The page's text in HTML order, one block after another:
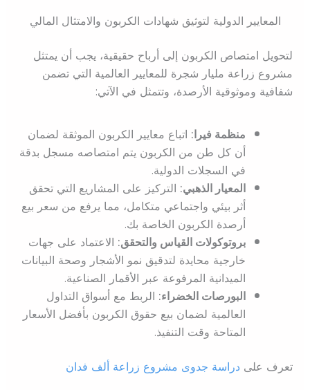
المعايير الدولية لتوثيق شهادات الكربون والامتثال المالي
لتحويل امتصاص الكربون إلى أرباح حقيقية، يجب أن يمتثل
مشروع زراعة مليار شجرة للمعايير العالمية التي تضمن
شفافية وموثوقية الأرصدة، وتتمثل في الآتي:
منظمة فيرا:اتباع معايير الكربون الموثقة لضمان
أن كل طن من الكربون يتم امتصاصه مسجل بدقة
في السجلات الدولية.
المعيار الذهبي:التركيز على المشاريع التي تحقق
أثر بيئي واجتماعي متكامل، مما يرفع من سعر بيع
أرصدة الكربون الخاصة بك.
بروتوكولات القياس والتحقق:الاعتماد على جهات
خارجية محايدة لتدقيق نمو الأشجار وصحة البيانات
الميدانية المرفوعة عبر الأقمار الصناعية.
البورصات الخضراء:الربط مع أسواق التداول
العالمية لضمان بيع حقوق الكربون بأفضل الأسعار
المتاحة وقت التنفيذ.
تعرف على دراسة جدوى مشروع زراعة ألف فدان